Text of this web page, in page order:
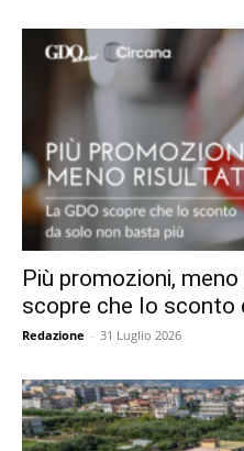
Più promozioni,
scopre che lo sconto
Redazione - 31 Luglio 2026